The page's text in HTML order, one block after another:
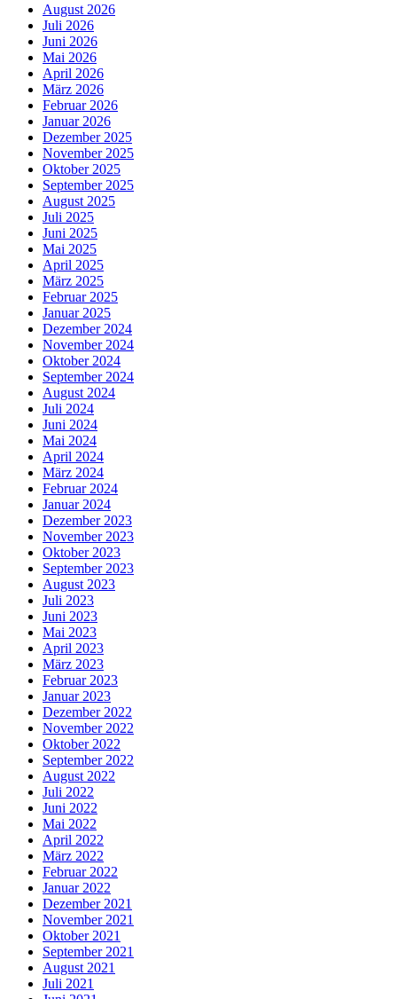
August 2026
Juli 2026
Juni 2026
Mai 2026
April 2026
März 2026
Februar 2026
Januar 2026
Dezember 2025
November 2025
Oktober 2025
September 2025
August 2025
Juli 2025
Juni 2025
Mai 2025
April 2025
März 2025
Februar 2025
Januar 2025
Dezember 2024
November 2024
Oktober 2024
September 2024
August 2024
Juli 2024
Juni 2024
Mai 2024
April 2024
März 2024
Februar 2024
Januar 2024
Dezember 2023
November 2023
Oktober 2023
September 2023
August 2023
Juli 2023
Juni 2023
Mai 2023
April 2023
März 2023
Februar 2023
Januar 2023
Dezember 2022
November 2022
Oktober 2022
September 2022
August 2022
Juli 2022
Juni 2022
Mai 2022
April 2022
März 2022
Februar 2022
Januar 2022
Dezember 2021
November 2021
Oktober 2021
September 2021
August 2021
Juli 2021